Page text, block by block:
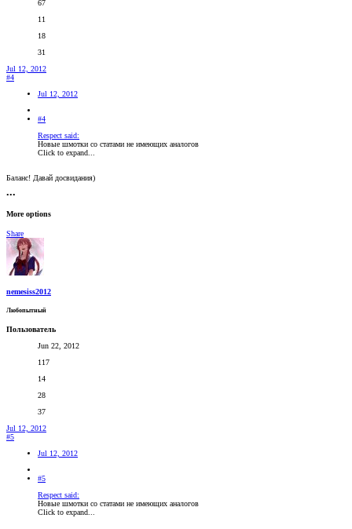
67
11
18
31
Jul 12, 2012
#4
Jul 12, 2012
#4
Respect said:
Новые шмотки со статами не имеющих аналогов
Click to expand...
Баланс! Давай досвидания)
•••
More options
Share
nemesiss2012
Любопытный
Пользователь
Jun 22, 2012
117
14
28
37
Jul 12, 2012
#5
Jul 12, 2012
#5
Respect said:
Новые шмотки со статами не имеющих аналогов
Click to expand...